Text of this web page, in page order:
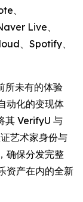
、
Live、
、Spotify、
所未有的体验
动化的变现体
其 VerifyU 与
艺术家身份与
确保分发完整
资产在内的全新